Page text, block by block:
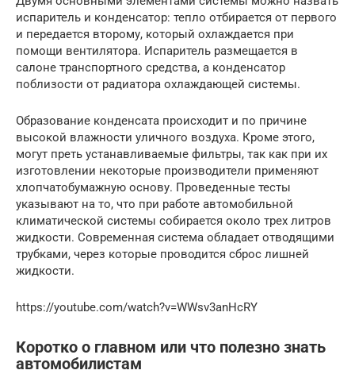
испаритель и конденсатор: тепло отбирается от первого
и передается второму, который охлаждается при
помощи вентилятора. Испаритель размещается в
салоне транспортного средства, а конденсатор
поблизости от радиатора охлаждающей системы.
Образование конденсата происходит и по причине
высокой влажности уличного воздуха. Кроме этого,
могут преть устанавливаемые фильтры, так как при их
изготовлении некоторые производители применяют
хлопчатобумажную основу. Проведенные тесты
указывают на то, что при работе автомобильной
климатической системы собирается около трех литров
жидкости. Современная система обладает отводящими
трубками, через которые проводится сброс лишней
жидкости.
https://youtube.com/watch?v=WWsv3anHcRY
Коротко о главном или что полезно знать
автомобилистам